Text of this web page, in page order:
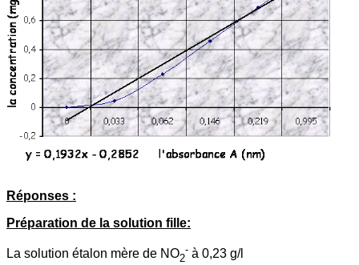
Réponses :
Préparation de la solution fille:
La solution étalon mère de NO2
- à 0,23 g/l